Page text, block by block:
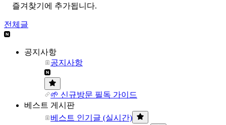
즐겨찾기에 추가됩니다.
전체글
공지사항
공지사항
🌱 신규방문 필독 가이드
베스트 게시판
베스트 인기글 (실시간)